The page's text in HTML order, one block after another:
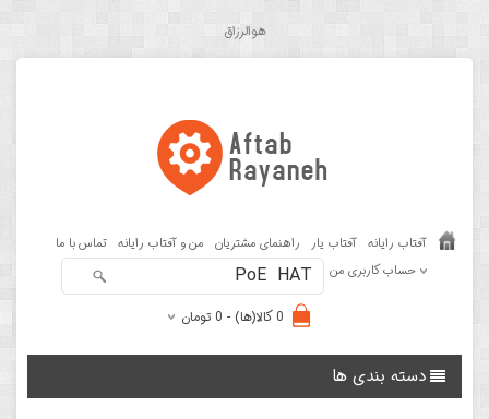
هوالرزاق
آفتاب رایانه آفتاب یار راهنمای مشتریان من و آفتاب رایانه تماس با ما
حساب کاربری من
0 کالا(ها) - 0 تومان
دسته بندی ها